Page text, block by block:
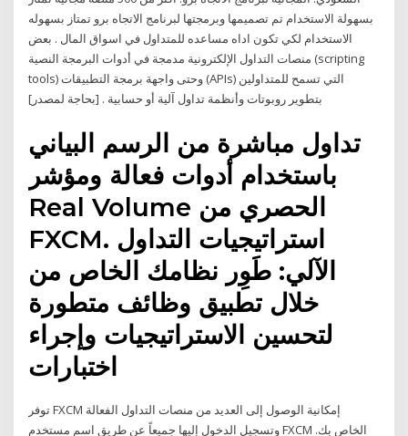
بسهولة الاستخدام تم تصميمها وبرمجتها لبرنامج الاتجاه برو تمتاز بسهوله
الاستخدام لكي تكون اداه مساعده للمتداول في اسواق المال . بعض
منصات التداول الإلكترونية مدمجة في أدوات البرمجة النصية (scripting
tools) وحتى واجهة برمجة التطبيقات (APIs) التي تسمح للمتداولين
بتطوير روبوتات وأنظمة تداول آلية أو حسابية . [بحاجة لمصدر]
تداول مباشرة من الرسم البياني
باستخدام أدوات فعالة ومؤشر
Real Volume الحصري من
FXCM. استراتيجيات التداول
الآلي: طَوِر نظامك الخاص من
خلال تطبيق وظائف متطورة
لتحسين الاستراتيجيات وإجراء
اختبارات
توفر FXCM إمكانية الوصول إلى العديد من منصات التداول الفعالة
وتسجيل الدخول إليها جميعاً عن طريق اسم مستخدم FXCM الخاص بك.